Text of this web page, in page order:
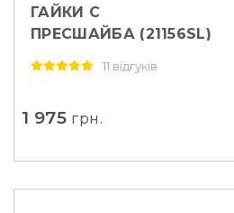
ГАЙКИ СЕКРЕТНІ
ПРЕСШАЙБА (21156SL)
11 відгуків
1 975 грн.